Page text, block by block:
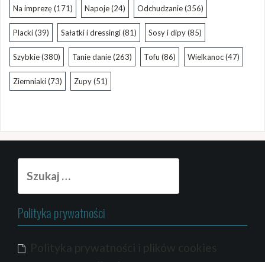
Na imprezę(171) Napoje(24) Odchudzanie(356)
Placki(39) Sałatki i dressingi(81) Sosy i dipy(85)
Szybkie(380) Tanie danie(263) Tofu (86) Wielkanoc(47)
Ziemniaki(73) Zupy(51)
Polityka prywatności
Polityka prywatności i plików cookies